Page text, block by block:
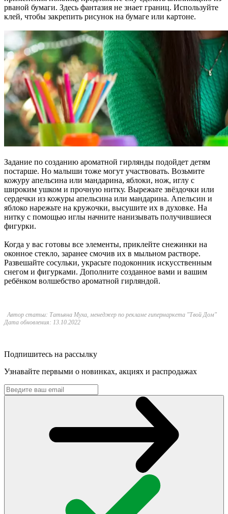
рваной бумаги. Здесь фантазия не знает границ. Используйте
клей, чтобы закрепить рисунок на бумаге или картоне.
Задание по созданию ароматной гирлянды подойдет детям
постарше. Но малыши тоже могут участвовать. Возьмите
кожуру апельсина или мандарина, яблоки, нож, иглу с
широким ушком и прочную нитку. Вырежьте звёздочки или
сердечки из кожуры апельсина или мандарина. Апельсин и
яблоко нарежьте на кружочки, высушите их в духовке. На
нитку с помощью иглы начните нанизывать получившиеся
фигурки.
Когда у вас готовы все элементы, приклейте снежинки на
оконное стекло, заранее смочив их в мыльном растворе.
Развешайте сосульки, украсьте подоконник искусственным
снегом и фигурками. Дополните созданное вами и вашим
ребёнком волшебство ароматной гирляндой.
Автор статьи: Татьяна Муха, менеджер по рекламе гипермаркета "Твой Дом"
Дата обновления: 13.10.2022
Подпишитесь на рассылку
Узнавайте первыми о новинках, акциях и распродажах